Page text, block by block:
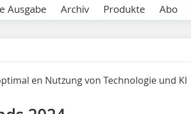
Ausgabe Archiv Produkte Abo
en Nutzung von Technologie und KI